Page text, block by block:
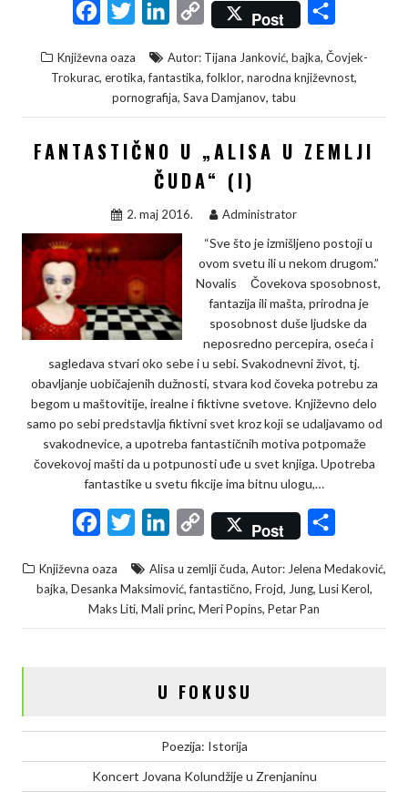
c
b
o
t
t
e
n
k
e
I
C
p
y
L
n
Post
a
e
Književna oaza Autor: Tijana Janković, bajka, Čovjek-
Trokurac, erotika,fantastika,folklor, narodna književnost,
pornografija, Sava Damjanov, tabu
FANTASTIČNO U „ALISA U ZEMLJI
ČUDA“ (I)
2. maj 2016. Administrator
“Sve što je izmišljeno postoji u
ovom svetu ili u nekom drugom.”
Novalis Čovekova sposobnost,
fantazija ili mašta, prirodna je
sposobnost duše ljudske da
neposredno percepira, oseća i
sagledava stvari oko sebe i u sebi. Svakodnevni život, tj.
obavljanje uobičajenih dužnosti, stvara kod čoveka potrebu za
begom u maštovitije, irealne i fiktivne svetove. Književno delo
samo po sebi predstavlja fiktivni svet kroz koji se udaljavamo od
svakodnevice, a upotreba fantastičnih motiva potpomaže
čovekovoj mašti da u potpunosti uđe u svet knjiga. Upotreba
fantastike u svetu fikcije ima bitnu ulogu,…
c
e
b
i
t
t
n
k
e
C
p
y
L
n
Post
a
e
Književna oaza Alisa u zemlji čuda, Autor: Jelena Medaković,
bajka, Desanka Maksimović,fantastično, Frojd, Jung, Lusi Kerol,
Maks Liti, Mali princ, Meri Popins, Petar Pan
U FOKUSU
Poezija: Istorija
Koncert Jovana Kolundžije u Zrenjaninu